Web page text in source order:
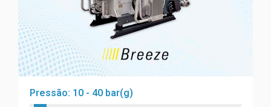
Pressão: 10 - 40 bar(g)